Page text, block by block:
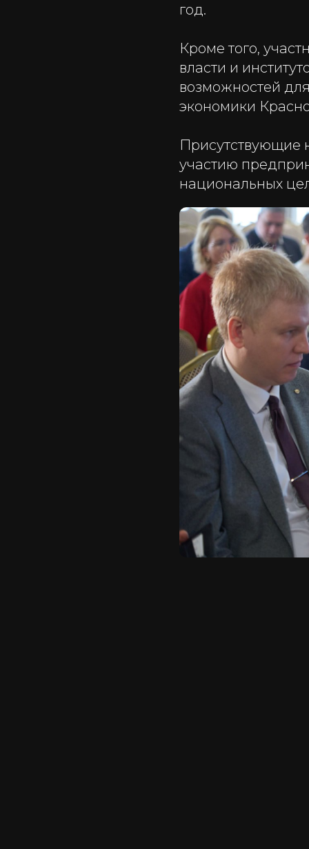
год.
Кроме того,
власти и
возможностей
экономики
Присутствующие
участию
национальных